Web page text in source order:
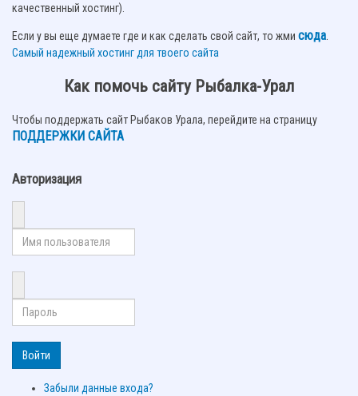
качественный хостинг).
Если у вы еще думаете где и как сделать свой сайт, то жми сюда.
Самый надежный хостинг для твоего сайта
Как помочь сайту Рыбалка-Урал
Чтобы поддержать сайт Рыбаков Урала, перейдите на страницу
ПОДДЕРЖКИ САЙТА
Авторизация
Войти
Забыли данные входа?